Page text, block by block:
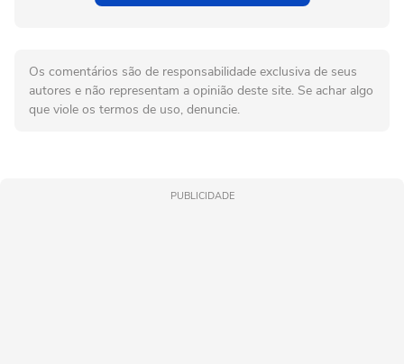
Os comentários são de responsabilidade exclusiva de seus
autores e não representam a opinião deste site. Se achar algo
que viole os termos de uso, denuncie.
PUBLICIDADE